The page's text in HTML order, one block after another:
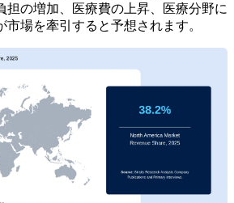
担の増加、医療費の上昇、医療分野に
場を牽引すると予想されます。